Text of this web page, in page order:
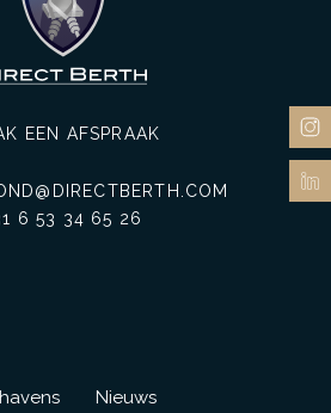
EEN AFSPRAAK
6 53 34 65 26
Nieuws